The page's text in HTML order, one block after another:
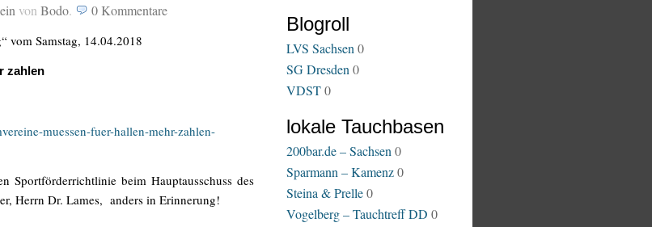
von Bodo. 0 Kommentare
vom Samstag, 14.04.2018
zahlen
muessen-fuer-hallen-mehr-zahlen-
Sportförderrichtlinie beim Hauptausschuss des
Herrn Dr. Lames, anders in Erinnerung!
Blogroll
LVS Sachsen 0
SG Dresden 0
VDST0
lokale Tauchbasen
200bar.de – Sachsen 0
Sparmann – Kamenz0
Steina & Prelle0
Vogelberg – Tauchtreff DD 0